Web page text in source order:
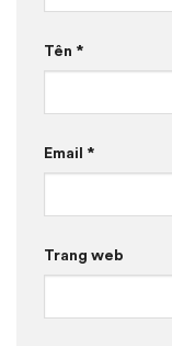
Tên *
Email *
Trang web